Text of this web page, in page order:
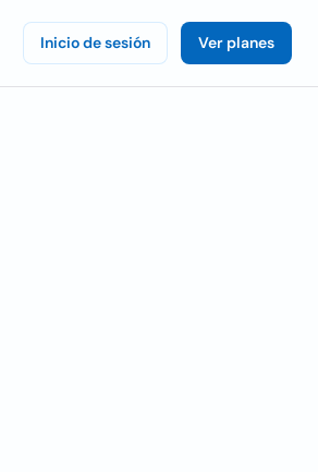
Inicio de sesión Ver planes